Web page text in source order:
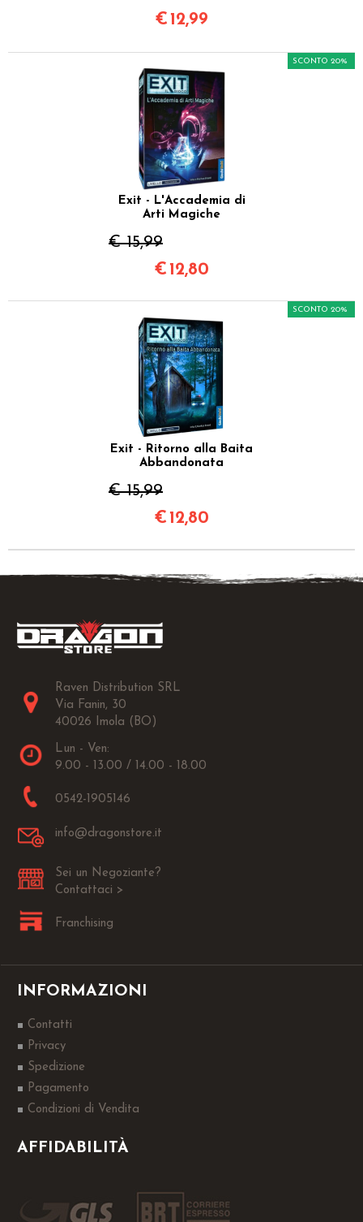
€ 12,99
Exit - L'Accademia di
Arti Magiche
€ 15,99
SCONTO 20%
€ 12,80
Exit - Ritorno alla Baita
Abbandonata
€ 15,99
SCONTO 20%
€ 12,80
Raven Distribution SRL
Via Fanin, 30
40026 Imola (BO)
Lun - Ven:
9.00 - 13.00 / 14.00 - 18.00
0542-1905146
info@dragonstore.it
Sei un Negoziante?
Contattaci >
Franchising
INFORMAZIONI
Contatti
Privacy
Spedizione
Pagamento
Condizioni di Vendita
AFFIDABILITÀ